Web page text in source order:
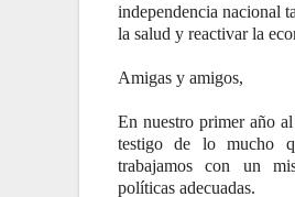
independencia nacional
la salud y reactivar la
Amigas y amigos,
En nuestro primer año
testigo de lo mucho
trabajamos con un
políticas adecuadas.